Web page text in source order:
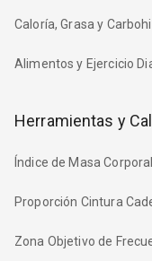
Caloría, Grasa y
Alimentos y Ejercicio
Herramientas y
Índice de Masa
Proporción Cintura
Zona Objetivo de